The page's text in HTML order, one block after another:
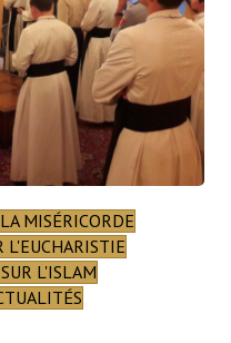
MISÉRICORDE
L'EUCHARISTIE
L'ISLAM